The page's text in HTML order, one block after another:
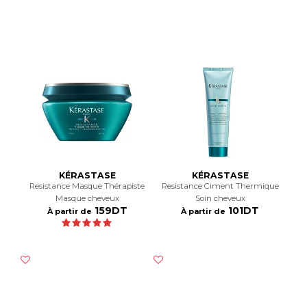
KÉRASTASE
Resistance Masque Thérapiste
Masque cheveux
À partir de 159DT
KÉRASTASE
Resistance Ciment Thermique
Soin cheveux
À partir de 101DT